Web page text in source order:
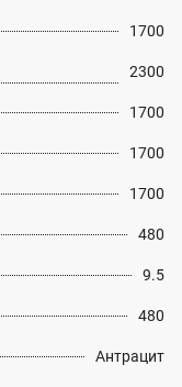
1700
2300
1700
1700
1700
480
9.5
480
Антрацит